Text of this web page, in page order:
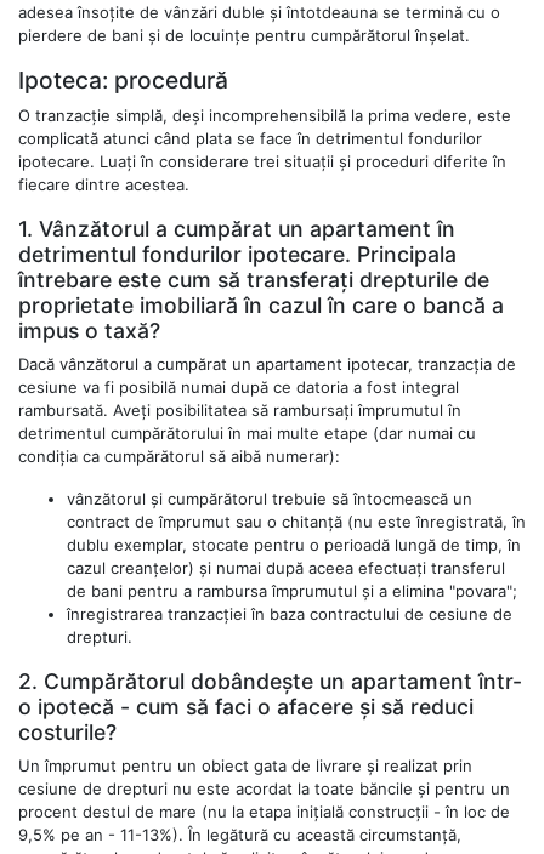
adesea însoțite de vânzări duble și întotdeauna se termină cu o
pierdere de bani și de locuințe pentru cumpărătorul înșelat.
Ipoteca: procedură
O tranzacție simplă, deși incomprehensibilă la prima vedere, este
complicată atunci când plata se face în detrimentul fondurilor
ipotecare. Luați în considerare trei situații și proceduri diferite în
fiecare dintre acestea.
1. Vânzătorul a cumpărat un apartament în
detrimentul fondurilor ipotecare. Principala
întrebare este cum să transferați drepturile de
proprietate imobiliară în cazul în care o bancă a
impus o taxă?
Dacă vânzătorul a cumpărat un apartament ipotecar, tranzacția de
cesiune va fi posibilă numai după ce datoria a fost integral
rambursată. Aveți posibilitatea să rambursați împrumutul în
detrimentul cumpărătorului în mai multe etape (dar numai cu
condiția ca cumpărătorul să aibă numerar):
vânzătorul și cumpărătorul trebuie să întocmească un
contract de împrumut sau o chitanță (nu este înregistrată, în
dublu exemplar, stocate pentru o perioadă lungă de timp, în
cazul creanțelor) și numai după aceea efectuați transferul
de bani pentru a rambursa împrumutul și a elimina "povara";
înregistrarea tranzacției în baza contractului de cesiune de
drepturi.
2. Cumpărătorul dobândește un apartament într-
o ipotecă - cum să faci o afacere și să reduci
costurile?
Un împrumut pentru un obiect gata de livrare și realizat prin
cesiune de drepturi nu este acordat la toate băncile și pentru un
procent destul de mare (nu la etapa inițială construcții - în loc de
9,5% pe an - 11-13%). În legătură cu această circumstanță,